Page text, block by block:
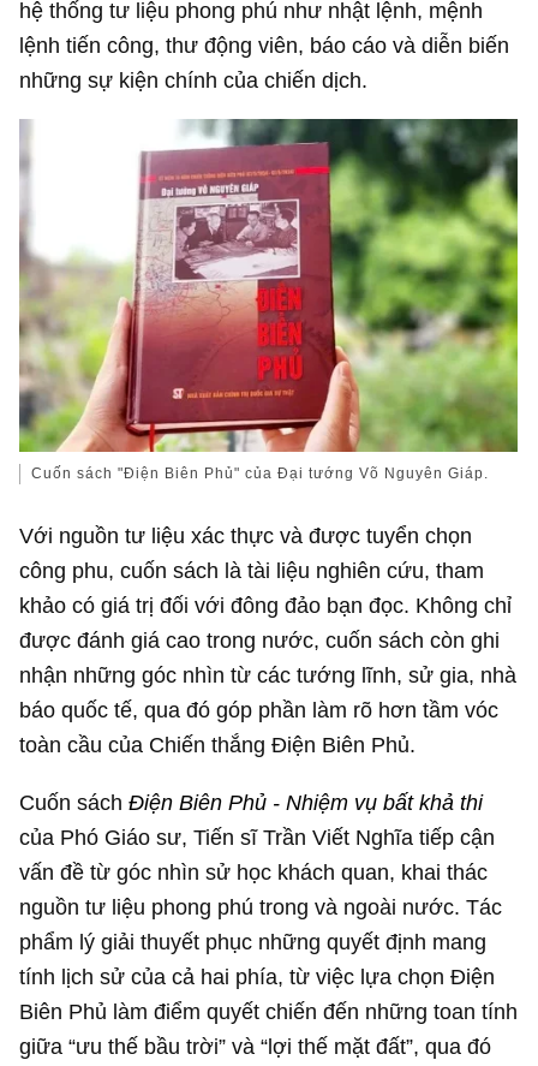
hệ thống tư liệu phong phú như nhật lệnh, mệnh
lệnh tiến công, thư động viên, báo cáo và diễn biến
những sự kiện chính của chiến dịch.
Cuốn sách "Điện Biên Phủ" của Đại tướng Võ Nguyên Giáp.
Với nguồn tư liệu xác thực và được tuyển chọn
công phu, cuốn sách là tài liệu nghiên cứu, tham
khảo có giá trị đối với đông đảo bạn đọc. Không chỉ
được đánh giá cao trong nước, cuốn sách còn ghi
nhận những góc nhìn từ các tướng lĩnh, sử gia, nhà
báo quốc tế, qua đó góp phần làm rõ hơn tầm vóc
toàn cầu của Chiến thắng Điện Biên Phủ.
Cuốn sáchĐiện Biên Phủ - Nhiệm vụ bất khả thi
của Phó Giáo sư, Tiến sĩ Trần Viết Nghĩa tiếp cận
vấn đề từ góc nhìn sử học khách quan, khai thác
nguồn tư liệu phong phú trong và ngoài nước. Tác
phẩm lý giải thuyết phục những quyết định mang
tính lịch sử của cả hai phía, từ việc lựa chọn Điện
Biên Phủ làm điểm quyết chiến đến những toan tính
giữa “ưu thế bầu trời” và “lợi thế mặt đất”, qua đó